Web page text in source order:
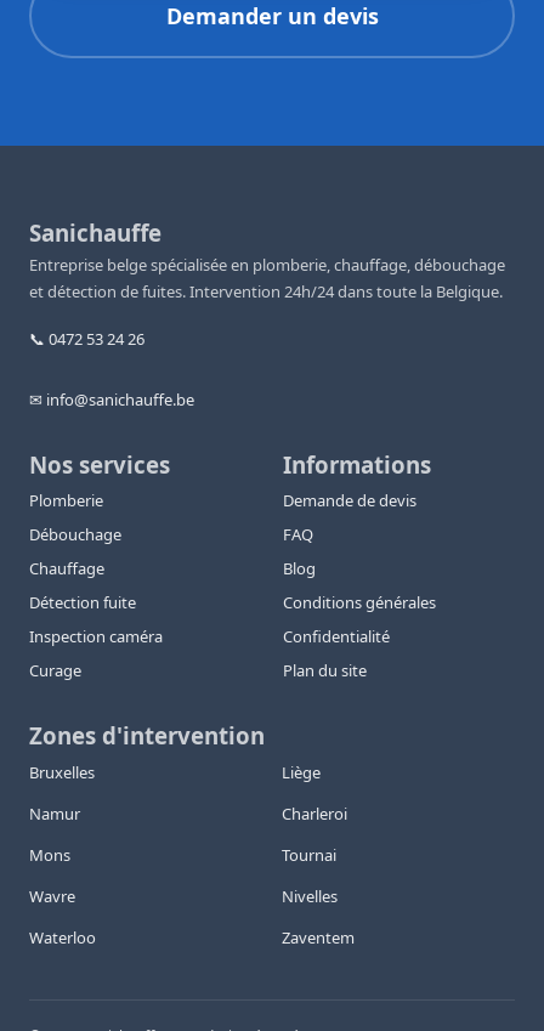
Demander un devis
Sanichauffe
Entreprise belge spécialisée en plomberie, chauffage, débouchage
et détection de fuites. Intervention 24h/24 dans toute la Belgique.
📞 0472 53 24 26
✉ info@sanichauffe.be
Nos services
Plomberie
Débouchage
Chauffage
Détection fuite
Inspection caméra
Curage
Informations
Demande de devis
FAQ
Blog
Conditions générales
Confidentialité
Plan du site
Zones d'intervention
Bruxelles
Liège
Namur
Charleroi
Mons
Tournai
Wavre
Nivelles
Waterloo
Zaventem